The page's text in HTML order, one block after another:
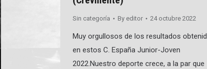
Sin categoría By editor 24 octubre 2022
Muy orgullosos de los resultados
en estos C. España Junior-Joven
2022.Nuestro deporte crece, a la par que